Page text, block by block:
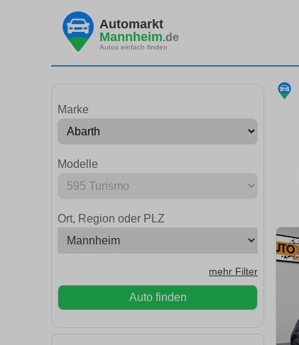
Automarkt
Mannheim.de
Autos einfach finden
Marke
Modelle
Ort, Region oder PLZ
mehr Filter
Auto finden